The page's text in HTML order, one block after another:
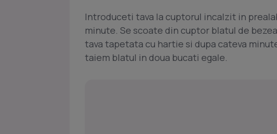
Introduceti tava la cuptorul incalzit in
minute. Se scoate din cuptor blatul de
tava tapetata cu hartie si dupa cateva
taiem blatul in doua bucati egale.